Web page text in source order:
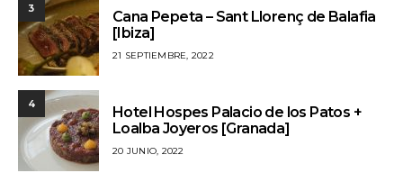
3
Cana Pepeta – Sant Llorenç de Balafia
[Ibiza]
21 SEPTIEMBRE, 2022
4
Hotel Hospes Palacio de los Patos +
Loalba Joyeros [Granada]
20 JUNIO, 2022